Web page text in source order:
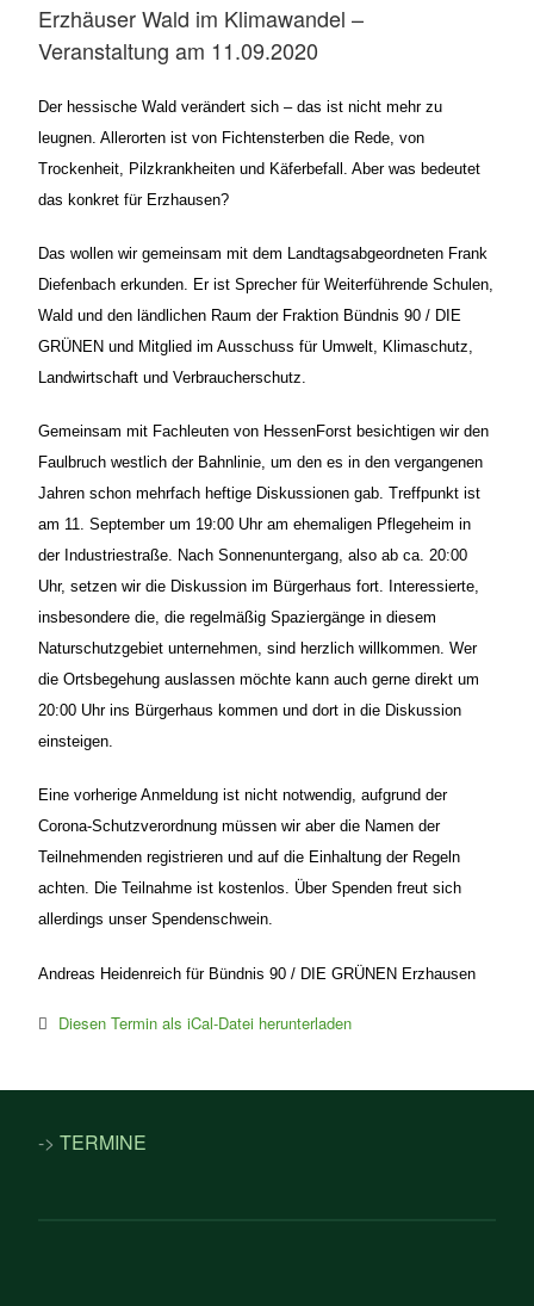
Erzhäuser Wald im Klimawandel –
Veranstaltung am 11.09.2020
Der hessische Wald verändert sich – das ist nicht mehr zu
leugnen. Allerorten ist von Fichtensterben die Rede, von
Trockenheit, Pilzkrankheiten und Käferbefall. Aber was bedeutet
das konkret für Erzhausen?
Das wollen wir gemeinsam mit dem Landtagsabgeordneten Frank
Diefenbach erkunden. Er ist Sprecher für Weiterführende Schulen,
Wald und den ländlichen Raum der Fraktion Bündnis 90 / DIE
GRÜNEN und Mitglied im Ausschuss für Umwelt, Klimaschutz,
Landwirtschaft und Verbraucherschutz.
Gemeinsam mit Fachleuten von HessenForst besichtigen wir den
Faulbruch westlich der Bahnlinie, um den es in den vergangenen
Jahren schon mehrfach heftige Diskussionen gab. Treffpunkt ist
am 11. September um 19:00 Uhr am ehemaligen Pflegeheim in
der Industriestraße. Nach Sonnenuntergang, also ab ca. 20:00
Uhr, setzen wir die Diskussion im Bürgerhaus fort. Interessierte,
insbesondere die, die regelmäßig Spaziergänge in diesem
Naturschutzgebiet unternehmen, sind herzlich willkommen. Wer
die Ortsbegehung auslassen möchte kann auch gerne direkt um
20:00 Uhr ins Bürgerhaus kommen und dort in die Diskussion
einsteigen.
Eine vorherige Anmeldung ist nicht notwendig, aufgrund der
Corona-Schutzverordnung müssen wir aber die Namen der
Teilnehmenden registrieren und auf die Einhaltung der Regeln
achten. Die Teilnahme ist kostenlos. Über Spenden freut sich
allerdings unser Spendenschwein.
Andreas Heidenreich für Bündnis 90 / DIE GRÜNEN Erzhausen
Diesen Termin als iCal-Datei herunterladen
-> TERMINE